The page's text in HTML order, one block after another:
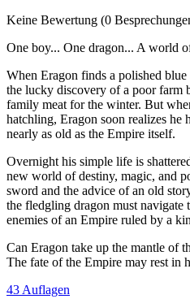
Keine Bewertung (0
One boy... One dragon... A world
When Eragon finds a polished
the lucky discovery of a poor farm
family meat for the winter. But
hatchling, Eragon soon realizes he
nearly as old as the Empire itself.
Overnight his simple life is
new world of destiny, magic, and
sword and the advice of an old
the fledgling dragon must navigate
enemies of an Empire ruled by a
Can Eragon take up the mantle of
The fate of the Empire may rest in
43 Auflagen